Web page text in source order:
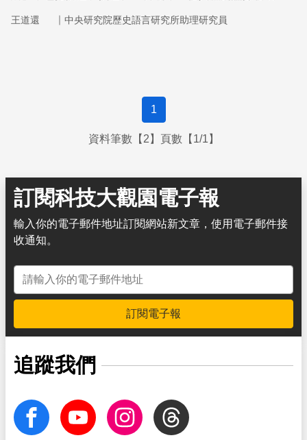
王道還 ｜ 中央研究院歷史語言研究所助理研究員
1
資料筆數【2】頁數【1/1】
訂閱科技大觀園電子報
輸入你的電子郵件地址訂閱網站新文章，使用電子郵件接
收通知。
電子郵件地址
訂閱電子報
追蹤我們
facebook Youtube InstagramThreads